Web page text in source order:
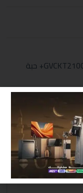
غلاية جي في سي برو ستانليس 1,8 لتر GVCKT2100+ حبة